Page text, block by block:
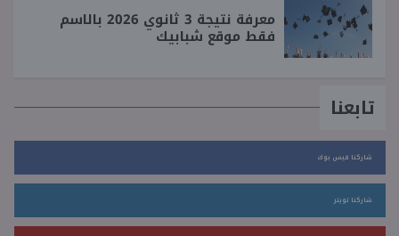
معرفة نتيجة 3 ثانوي 2026 بالاسم
فقط موقع شبابيك
تابعنا
شاركنا فيس بوك
شاركنا تويتر